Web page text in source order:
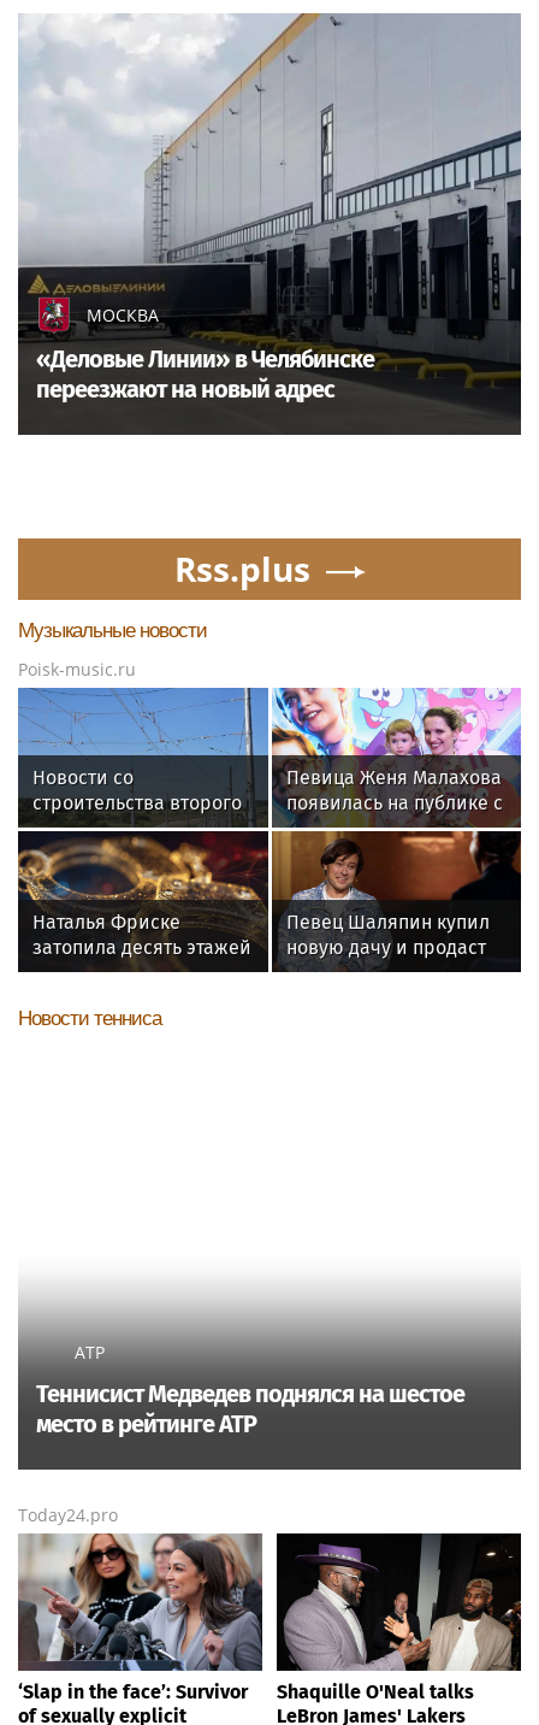
МОСКВА
«Деловые Линии» в Челябинске
переезжают на новый адрес
Rss.plus
Музыкальные новости
Poisk-music.ru
Новости со
строительства второго
этапа линии
«Славянка»
Певица Женя Малахова
появилась на публике с
дочерью
Наталья Фриске
затопила десять этажей
в Москве, соседи
Певец Шаляпин купил
новую дачу и продаст
старую
Новости тенниса
ATP
Теннисист Медведев поднялся на шестое
место в рейтинге ATP
Today24.pro
‘Slap in the face’: Survivor
of sexually explicit
Shaquille O'Neal talks
LeBron James' Lakers